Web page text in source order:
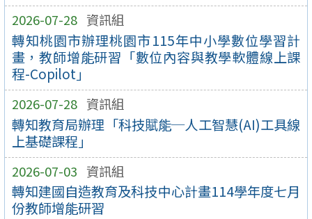
2026-07-28 資訊組
轉知桃園市辦理桃園市115年中小學數位學習計
畫，教師增能研習「數位內容與教學軟體線上課
程-Copilot」
2026-07-28 資訊組
轉知教育局辦理「科技賦能─人工智慧(AI)工具線
上基礎課程」
2026-07-03 資訊組
轉知建國自造教育及科技中心計畫114學年度七月
份教師增能研習